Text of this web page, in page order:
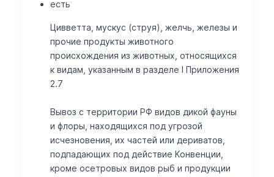
есть
Цивветта, мускус (струя), желчь, железы и
прочие продукты животного
происхождения из животных, относящихся
к видам, указанным в разделе I Приложения
2.7
Вывоз с территории РФ видов дикой фауны
и флоры, находящихся под угрозой
исчезновения, их частей или дериватов,
подпадающих под действие Конвенции,
кроме осетровых видов рыб и продукции